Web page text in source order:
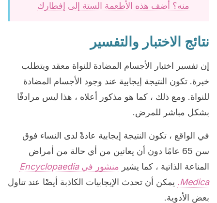
منه؟ أضف هذه الأطعمة الستة إلى إفطارك
نتائج الاختبار والتفسير
إن تفسير اختبار الأجسام المضادة للنواة معقد ويتطلب
خبرة. تكون النتيجة إيجابية عند وجود الأجسام المضادة
للنواة. ومع ذلك ، كما هو مذكور أعلاه ، هذا ليس مرادفًا
بشكل مباشر للمرض.
في الواقع ، تكون النتيجة إيجابية عادةً لدى النساء فوق
سن 65 عامًا دون أن يعانين من أي حالة من أمراض
المناعة الذاتية ، كما يشير منشور فيEncyclopaedia
Medica.
يمكن أن تحدث الإيجابيات الكاذبة أيضًا عند تناول
بعض الأدوية.